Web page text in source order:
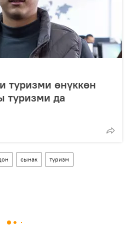
туризми өнүккөн
туризми да
сынак туризм